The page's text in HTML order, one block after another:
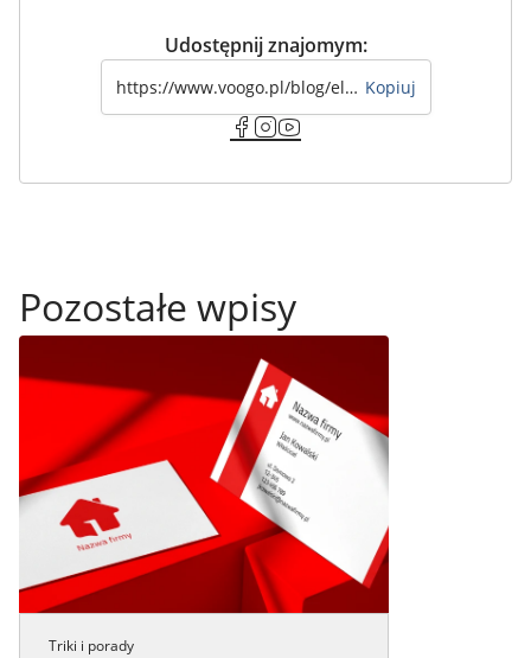
Udostępnij znajomym:
Kopiuj
Pozostałe wpisy
Triki i porady